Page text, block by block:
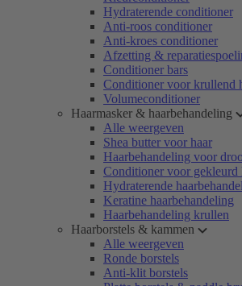
Hydraterende conditioner
Anti-roos conditioner
Anti-kroes conditioner
Afzetting &
Conditioner bars
Conditioner voor krullend
Volumeconditioner
Haarmasker & haarbehandeling
Alle weergeven
Shea butter voor haar
Haarbehandeling voor
Conditioner voor gekleurd
Hydraterende
Keratine haarbehandeling
Haarbehandeling krullen
Haarborstels & kammen
Alle weergeven
Ronde borstels
Anti-klit borstels